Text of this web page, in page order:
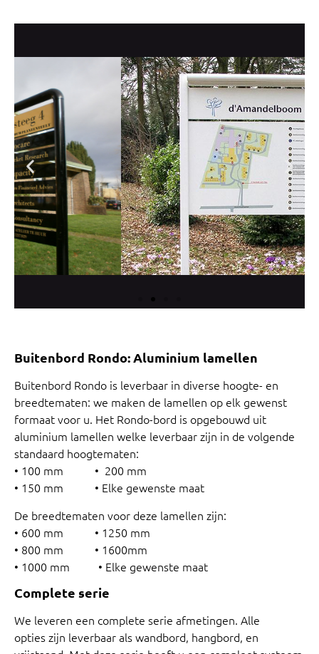
Buitenbord Rondo: Aluminium lamellen
Buitenbord Rondo is leverbaar in diverse hoogte- en
breedtematen: we maken de lamellen op elk gewenst
formaat voor u. Het Rondo-bord is opgebouwd uit
aluminium lamellen welke leverbaar zijn in de volgende
standaard hoogtematen:
• 100 mm • 200 mm
• 150 mm • Elke gewenste maat
De breedtematen voor deze lamellen zijn:
• 600 mm • 1250 mm
• 800 mm • 1600mm
• 1000 mm • Elke gewenste maat
Complete serie
We leveren een complete serie afmetingen. Alle
opties zijn leverbaar als wandbord, hangbord, en